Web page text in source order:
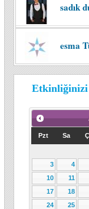
sadık
esma
Etkinliğinizi
Pzt Sa
3
4
10
11
17
18
24
25